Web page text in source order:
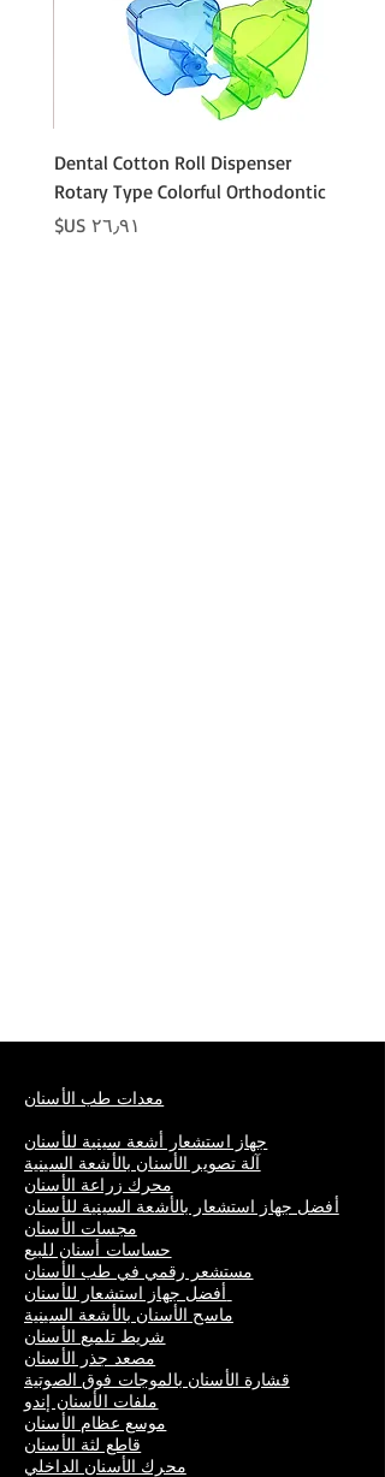
Dental Cotton Roll Dispenser
Rotary Type Colorful Orthodontic
السعر
معدات طب الأسنان
جهاز استشعار أشعة سينية للأسنان
آلة تصوير الأسنان بالأشعة السينية
محرك زراعة الأسنان
أفضل جهاز استشعار بالأشعة السينية للأسنان
مجسات الأسنان
حساسات أسنان للبيع
مستشعر رقمي في طب الأسنان
ماسح الأسنان بالأشعة السينية
شريط تلميع الأسنان
مصعد جذر الأسنان
قشارة الأسنان بالموجات فوق الصوتية
ملفات الأسنان إندو
موسع عظام الأسنان
قاطع لثة الأسنان
محرك الأسنان الداخلي